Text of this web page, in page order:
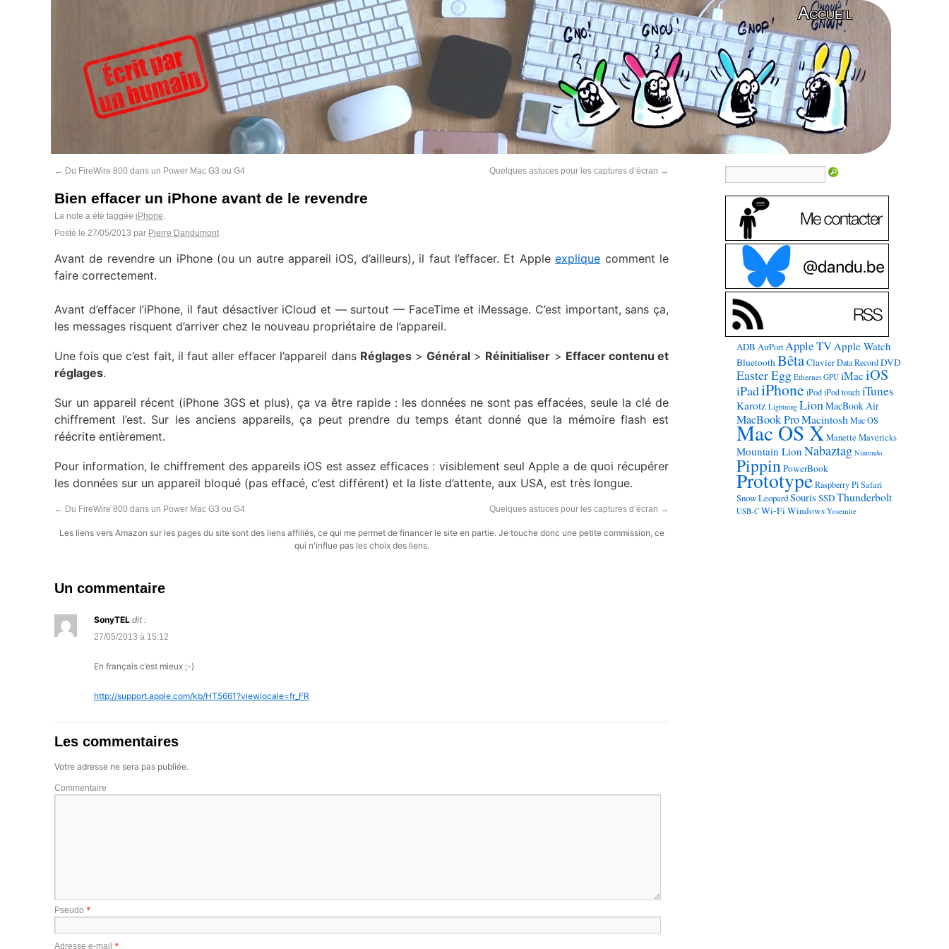
Accueil
← Du FireWire 800 dans un Power Mac G3 ou G4 Quelques astuces pour les captures d’écran →
Bien effacer un iPhone avant de le revendre
La note a été taggée iPhone.
Posté le 27/05/2013 par Pierre Dandumont
Avant de revendre un iPhone (ou un autre appareil iOS, d’ailleurs), il faut l’effacer. Et Appleexplique comment le
faire correctement.
Avant d’effacer l’iPhone, il faut désactiver iCloud et — surtout — FaceTime et iMessage. C’est important, sans ça,
les messages risquent d’arriver chez le nouveau propriétaire de l’appareil.
Une fois que c’est fait, il faut aller effacer l’appareil dans Réglages>Général > Réinitialiser > Effacer contenu et
réglages.
Sur un appareil récent (iPhone 3GS et plus), ça va être rapide : les données ne sont pas effacées, seule la clé de
chiffrement l’est. Sur les anciens appareils, ça peut prendre du temps étant donné que la mémoire flash est
réécrite entièrement.
Pour information, le chiffrement des appareils iOS est assez efficaces : visiblement seul Apple a de quoi récupérer
les données sur un appareil bloqué (pas effacé, c’est différent) et la liste d’attente, aux USA, est très longue.
← Du FireWire 800 dans un Power Mac G3 ou G4 Quelques astuces pour les captures d’écran →
Les liens vers Amazon sur les pages du site sont des liens affiliés, ce qui me permet de financer le site en partie. Je touche donc une petite commission, ce
qui n'influe pas les choix des liens.
Un commentaire
SonyTEL dit :
27/05/2013 à 15:12
En français c’est mieux ;-)
http://support.apple.com/kb/HT5661?viewlocale=fr_FR
Les commentaires
Votre adresse ne sera pas publiée.
Commentaire
Pseudo *
Adresse e-mail *
ADB AirPort Apple TVApple Watch
BluetoothBêtaClavier Data Record DVD
Easter Egg Ethernet GPU iMaciOS
iPadiPhone iPod iPod touch iTunes
Karotz Lightning LionMacBook Air
MacBook ProMacintosh Mac OS
Mac OS X Manette Mavericks
Mountain Lion Nabaztag Nintendo
PippinPowerBook
Prototype Raspberry Pi Safari
Snow LeopardSouris SSDThunderbolt
USB-C Wi-FiWindows Yosemite